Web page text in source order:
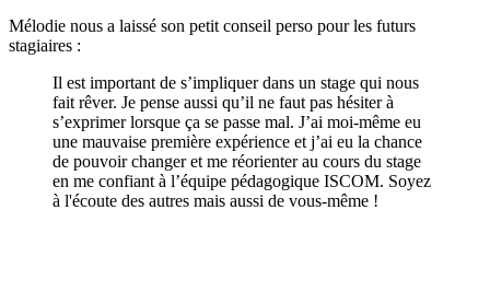
Mélodie nous a laissé son petit conseil perso pour les futurs
stagiaires :
Il est important de s’impliquer dans un stage qui nous
fait rêver. Je pense aussi qu’il ne faut pas hésiter à
s’exprimer lorsque ça se passe mal. J’ai moi-même eu
une mauvaise première expérience et j’ai eu la chance
de pouvoir changer et me réorienter au cours du stage
en me confiant à l’équipe pédagogique ISCOM. Soyez
à l'écoute des autres mais aussi de vous-même !